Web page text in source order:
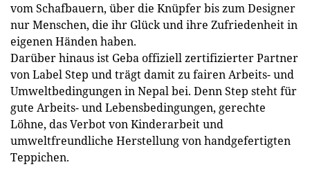
vom Schafbauern, über die Knüpfer bis zum Designer
nur Menschen, die ihr Glück und ihre Zufriedenheit in
eigenen Händen haben.
Darüber hinaus ist Geba offiziell zertifizierter Partner
von Label Step und trägt damit zu fairen Arbeits- und
Umweltbedingungen in Nepal bei. Denn Step steht für
gute Arbeits- und Lebensbedingungen, gerechte
Löhne, das Verbot von Kinderarbeit und
umweltfreundliche Herstellung von handgefertigten
Teppichen.